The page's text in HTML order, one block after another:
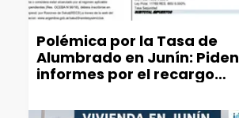
Polémica por la Tasa de
Alumbrado en Junín: Piden
informes por el recargo
de luz